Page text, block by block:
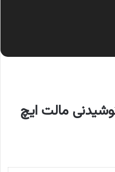
مالت ایچ